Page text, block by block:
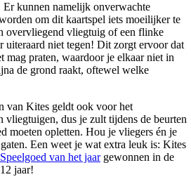
kunnen namelijk onverwachte
om dit kaartspel iets moeilijker te
overvliegend vliegtuig of een flinke
uiteraard niet tegen! Dit zorgt ervoor dat
mag praten, waardoor je elkaar niet in
de grond raakt, oftewel welke
van Kites geldt ook voor het
vliegtuigen, dus je zult tijdens de beurten
moeten opletten. Hou je vliegers én je
Een weet je wat extra leuk is: Kites
Speelgoed van het jaargewonnen in de
jaar!